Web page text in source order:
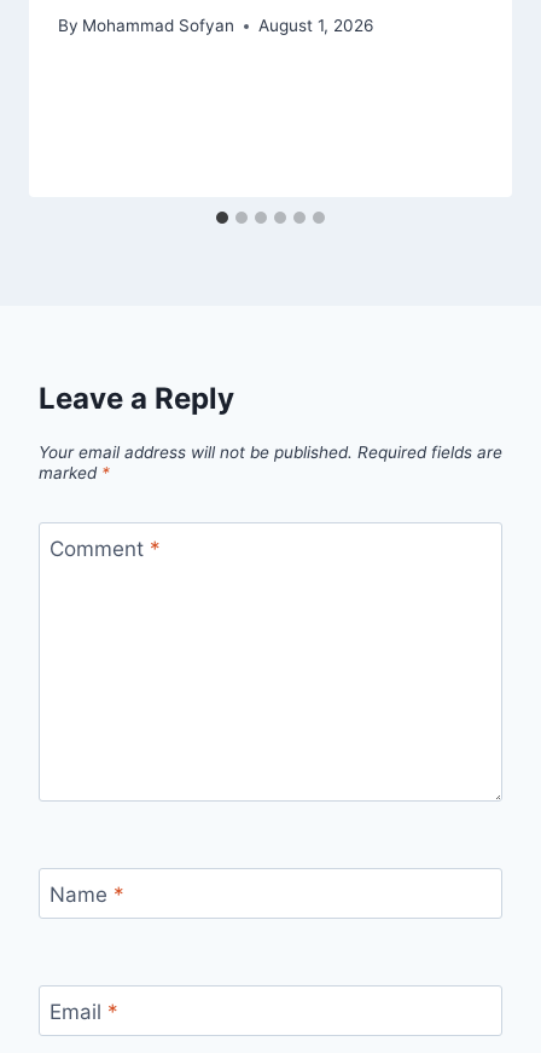
By Mohammad Sofyan August 1, 2026
Leave a Reply
Your email address will not be published. Required fields are
marked *
Comment *
Name *
Email *